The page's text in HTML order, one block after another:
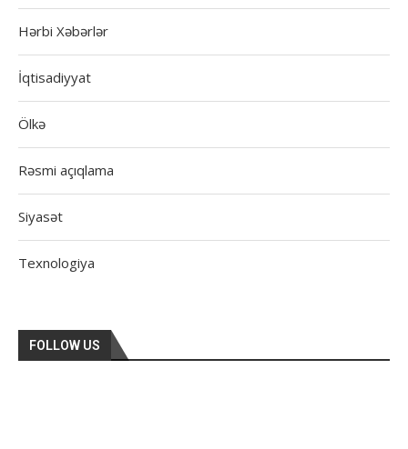
Hərbi Xəbərlər
İqtisadiyyat
Ölkə
Rəsmi açıqlama
Siyasət
Texnologiya
FOLLOW US